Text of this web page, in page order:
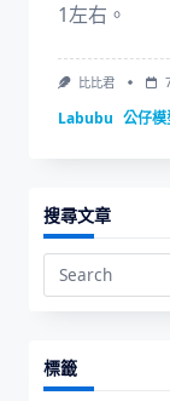
1左右。
比比君
Labubu 公仔模
搜尋文章
Search
標籤